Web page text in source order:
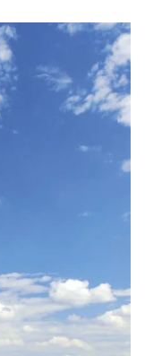
y está llena de
tu próxima
con un beso en lo